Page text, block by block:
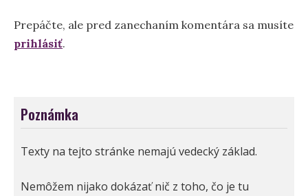
Prepáčte, ale pred zanechaním komentára sa musíte
prihlásiť.
Poznámka
Texty na tejto stránke nemajú vedecký základ.
Nemôžem nijako dokázať nič z toho, čo je tu